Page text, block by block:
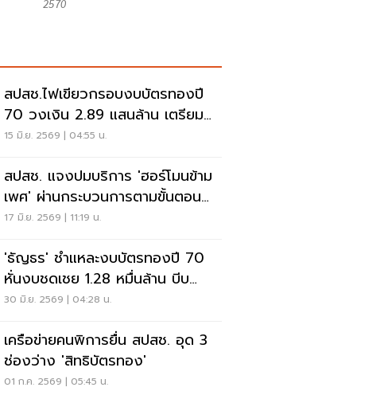
2570
สปสช.ไฟเขียวกรอบงบบัตรทองปี
70 วงเงิน 2.89 แสนล้าน เตรียม
เปิดรับฟังความเห็น
15 มิ.ย. 2569 | 04:55 น.
สปสช. แจงปมบริการ 'ฮอร์โมนข้าม
เพศ' ผ่านกระบวนการตามขั้นตอน
ยึดหลักวิชาการ
17 มิ.ย. 2569 | 11:19 น.
'ธัญธร' ชำแหละงบบัตรทองปี 70
หั่นงบชดเชย 1.28 หมื่นล้าน บีบ
รพ.เสี่ยงขาดสภาพคล่อง
30 มิ.ย. 2569 | 04:28 น.
เครือข่ายคนพิการยื่น สปสช. อุด 3
ช่องว่าง 'สิทธิบัตรทอง'
01 ก.ค. 2569 | 05:45 น.